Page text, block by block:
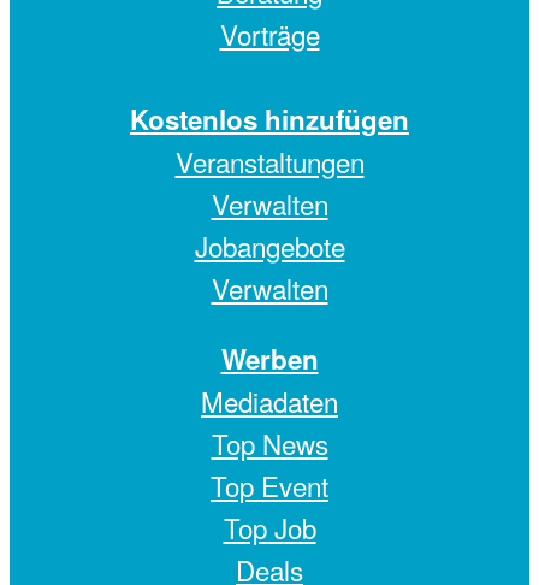
Vorträge
Kostenlos hinzufügen
Veranstaltungen
Verwalten
Jobangebote
Verwalten
Werben
Mediadaten
Top News
Top Event
Top Job
Deals